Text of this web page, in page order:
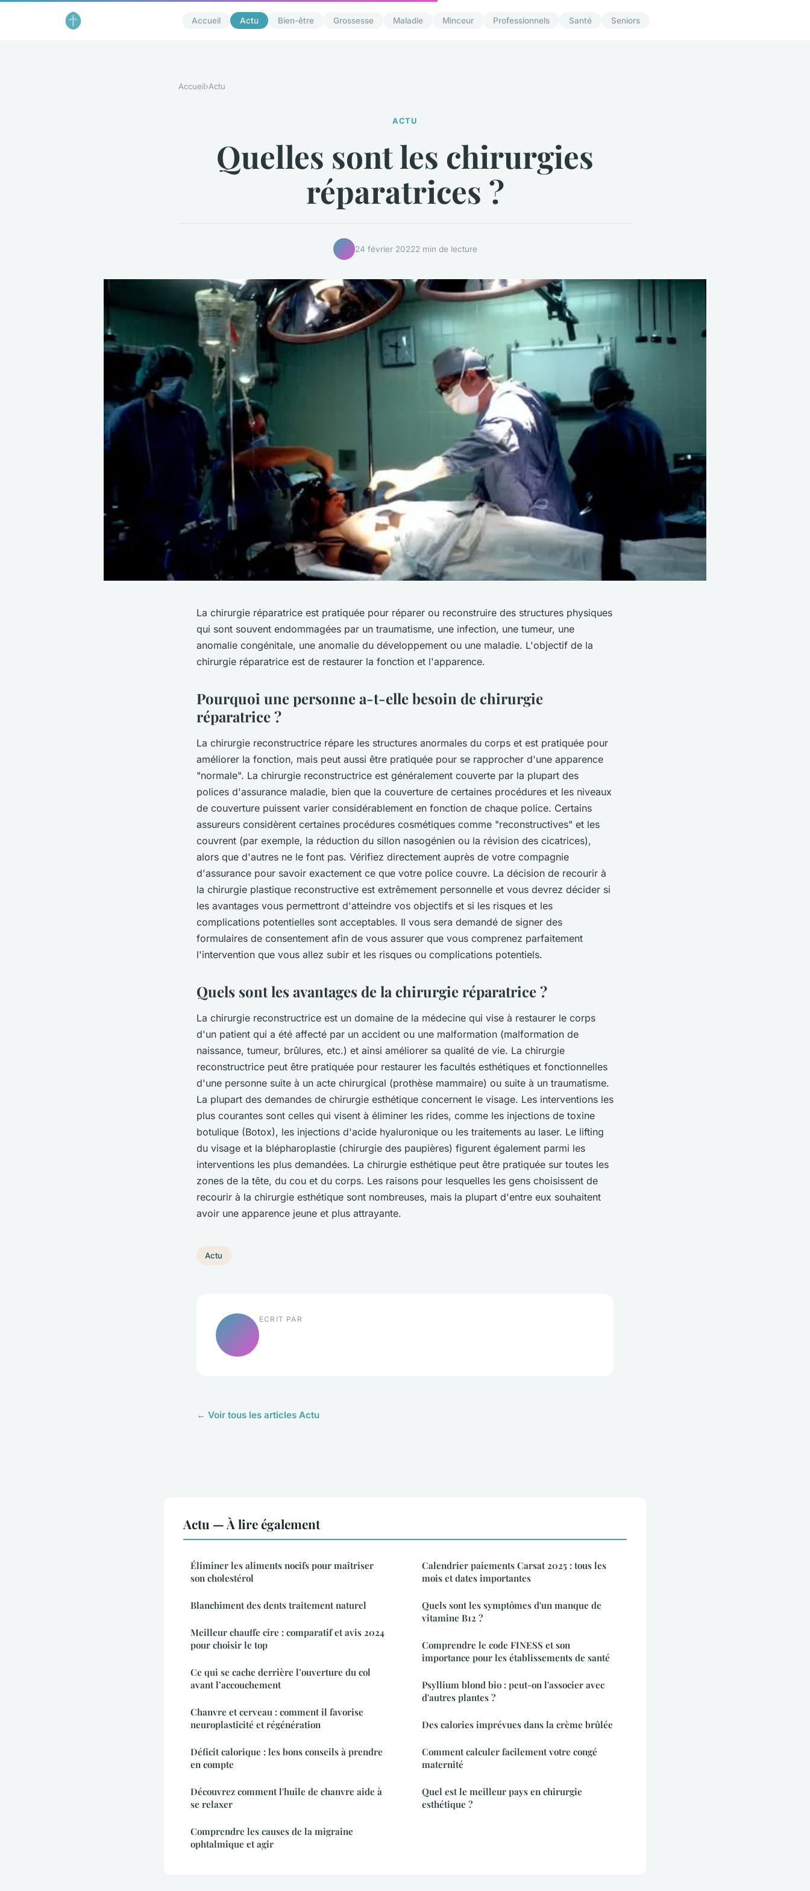
Accueil Actu Bien-être Grossesse Maladie Minceur Professionnels Santé Seniors
Accueil›Actu
ACTU
Quelles sont les chirurgies
réparatrices ?
24 février 20222 min de lecture
La chirurgie réparatrice est pratiquée pour réparer ou reconstruire des structures physiques
qui sont souvent endommagées par un traumatisme, une infection, une tumeur, une
anomalie congénitale, une anomalie du développement ou une maladie. L'objectif de la
chirurgie réparatrice est de restaurer la fonction et l'apparence.
Pourquoi une personne a-t-elle besoin de chirurgie
réparatrice ?
La chirurgie reconstructrice répare les structures anormales du corps et est pratiquée pour
améliorer la fonction, mais peut aussi être pratiquée pour se rapprocher d'une apparence
"normale". La chirurgie reconstructrice est généralement couverte par la plupart des
polices d'assurance maladie, bien que la couverture de certaines procédures et les niveaux
de couverture puissent varier considérablement en fonction de chaque police. Certains
assureurs considèrent certaines procédures cosmétiques comme "reconstructives" et les
couvrent (par exemple, la réduction du sillon nasogénien ou la révision des cicatrices),
alors que d'autres ne le font pas. Vérifiez directement auprès de votre compagnie
d'assurance pour savoir exactement ce que votre police couvre. La décision de recourir à
la chirurgie plastique reconstructive est extrêmement personnelle et vous devrez décider si
les avantages vous permettront d'atteindre vos objectifs et si les risques et les
complications potentielles sont acceptables. Il vous sera demandé de signer des
formulaires de consentement afin de vous assurer que vous comprenez parfaitement
l'intervention que vous allez subir et les risques ou complications potentiels.
Quels sont les avantages de la chirurgie réparatrice ?
La chirurgie reconstructrice est un domaine de la médecine qui vise à restaurer le corps
d'un patient qui a été affecté par un accident ou une malformation (malformation de
naissance, tumeur, brûlures, etc.) et ainsi améliorer sa qualité de vie. La chirurgie
reconstructrice peut être pratiquée pour restaurer les facultés esthétiques et fonctionnelles
d'une personne suite à un acte chirurgical (prothèse mammaire) ou suite à un traumatisme.
La plupart des demandes de chirurgie esthétique concernent le visage. Les interventions les
plus courantes sont celles qui visent à éliminer les rides, comme les injections de toxine
botulique (Botox), les injections d'acide hyaluronique ou les traitements au laser. Le lifting
du visage et la blépharoplastie (chirurgie des paupières) figurent également parmi les
interventions les plus demandées. La chirurgie esthétique peut être pratiquée sur toutes les
zones de la tête, du cou et du corps. Les raisons pour lesquelles les gens choisissent de
recourir à la chirurgie esthétique sont nombreuses, mais la plupart d'entre eux souhaitent
avoir une apparence jeune et plus attrayante.
Actu
ECRIT PAR
← Voir tous les articles Actu
Actu — À lire également
Éliminer les aliments nocifs pour maîtriser
son cholestérol
Blanchiment des dents traitement naturel
Meilleur chauffe cire : comparatif et avis 2024
pour choisir le top
Ce qui se cache derrière l’ouverture du col
avant l’accouchement
Chanvre et cerveau : comment il favorise
neuroplasticité et régénération
Déficit calorique : les bons conseils à prendre
en compte
Découvrez comment l'huile de chanvre aide à
se relaxer
Comprendre les causes de la migraine
ophtalmique et agir
Calendrier paiements Carsat 2025 : tous les
mois et dates importantes
Quels sont les symptômes d'un manque de
vitamine B12 ?
Comprendre le code FINESS et son
importance pour les établissements de santé
Psyllium blond bio : peut-on l'associer avec
d'autres plantes ?
Des calories imprévues dans la crème brûlée
Comment calculer facilement votre congé
maternité
Quel est le meilleur pays en chirurgie
esthétique ?